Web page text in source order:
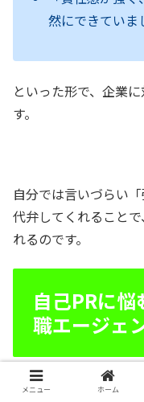
然にできていま
といった形で、企業
す。
自分では言いづらい
代弁してくれること
れるのです。
自己PRに
職エージェ
転職エージェントを
メニュー ホーム